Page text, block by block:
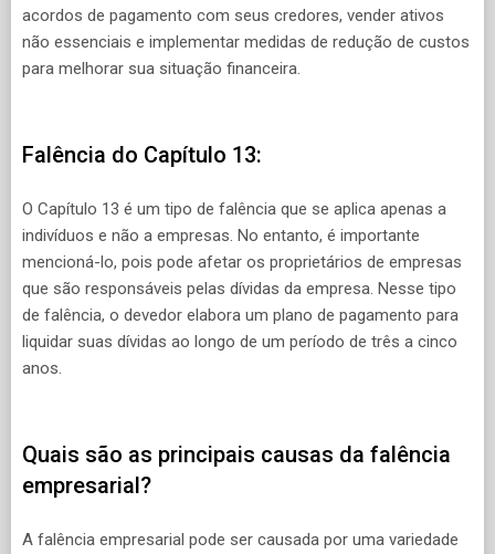
acordos de pagamento com seus credores, vender ativos
não essenciais e implementar medidas de redução de custos
para melhorar sua situação financeira.
Falência do Capítulo 13:
O Capítulo 13 é um tipo de falência que se aplica apenas a
indivíduos e não a empresas. No entanto, é importante
mencioná-lo, pois pode afetar os proprietários de empresas
que são responsáveis ​​pelas dívidas da empresa. Nesse tipo
de falência, o devedor elabora um plano de pagamento para
liquidar suas dívidas ao longo de um período de três a cinco
anos.
Quais são as principais causas da falência
empresarial?
A falência empresarial pode ser causada por uma variedade